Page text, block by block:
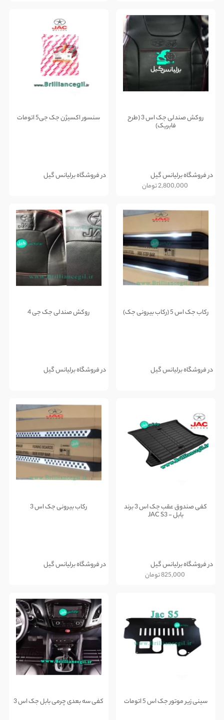
روکش صندلی جک اس 3 (طرح
فابریک)
در فروشگاه برلیانس گیل
تومان2,800,000
سنسور اکسیژن جک جی5 اتومات
در فروشگاه برلیانس گیل
رکاب جک اس 5 (رکاب بیرونی جک)
در فروشگاه برلیانس گیل
روکش صندلی جک جی 4
در فروشگاه برلیانس گیل
کفی صندوق عقب جک اس 3 برند
بابل - JAC S3
در فروشگاه برلیانس گیل
تومان825,000
رکاب بیرونی جک اس 3
در فروشگاه برلیانس گیل
سینی زیر موتور جک اس 5 اتومات کفی سه بعدی چرمی بابل جک اس 3